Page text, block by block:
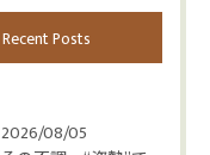
Recent Posts
2026/08/05